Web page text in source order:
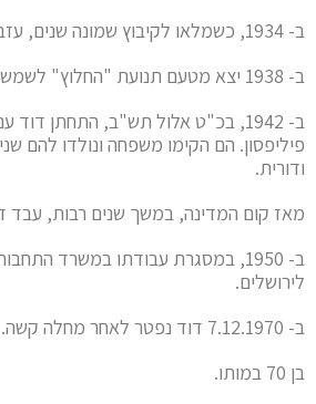
ב- 1934, כשמלאו לקיבוץ שמונה שנים, עזב דוד לתל-אביב.
ב- 1938 יצא מטעם תנועת "החלוץ" לשמש שליח בפולין.
ב- 1942, בכ"ט אלול תש"ב, התחתן
פיליפסון. הם הקימו משפחה ונולדו להם
ודורית.
מאז קום המדינה, במשך שנים רבות, עבד
ב- 1950, במסגרת עבודתו במשרד
לירושלים.
ב- 7.12.1970 דוד נפטר לאחר מחלה קשה.
בן 70 במותו.